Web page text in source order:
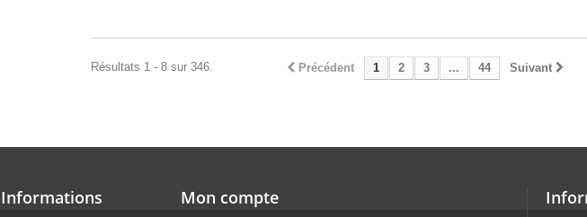
Précédent 1 2 3 ... 44 Suivant
Résultats 1 - 8 sur 346.
Informations Mon compte